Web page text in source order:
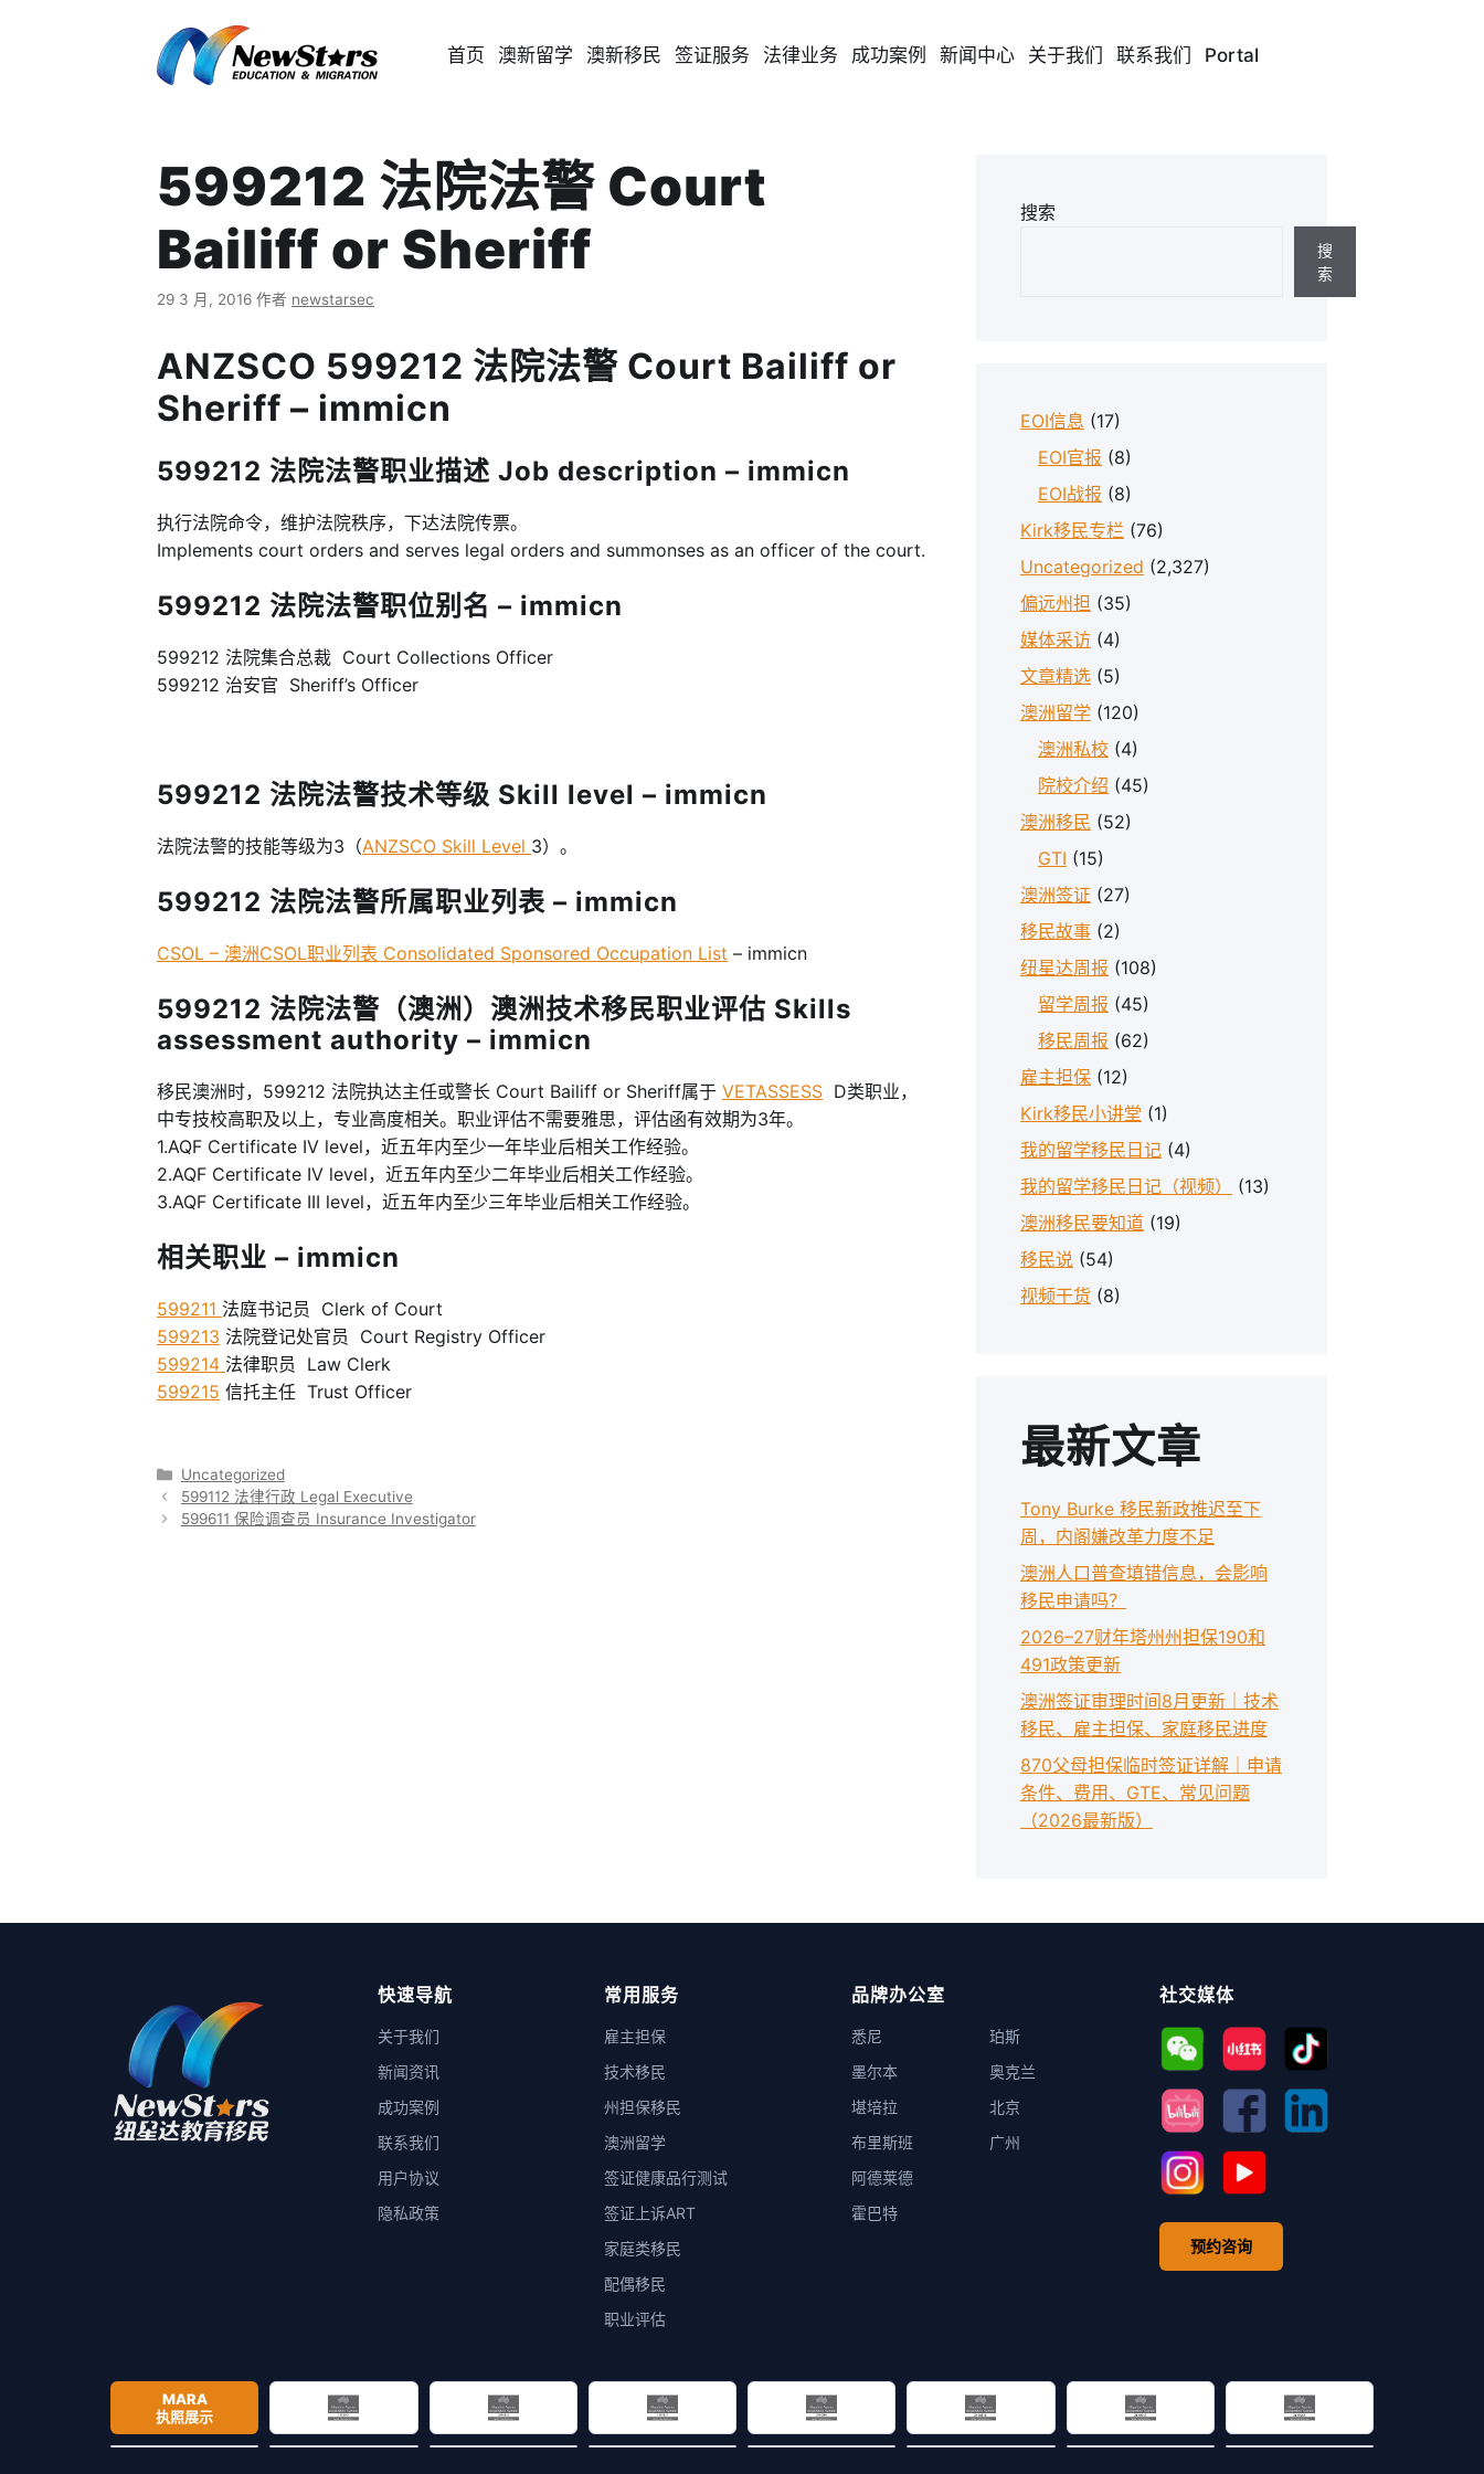
首页 澳新留学 澳新移民 签证服务 法律业务 成功案例 新闻中心 关于我们 联系我们 Portal
599212 法院法警 Court
Bailiff or Sheriff
29 3 月, 2016 作者 newstarsec
ANZSCO 599212 法院法警 Court Bailiff or
Sheriff – immicn
599212 法院法警职业描述 Job description – immicn
执行法院命令，维护法院秩序，下达法院传票。
Implements court orders and serves legal orders and summonses as an officer of the court.
599212 法院法警职位别名 – immicn
599212 法院集合总裁 Court Collections Officer
599212 治安官 Sheriff’s Officer
599212 法院法警技术等级 Skill level – immicn
法院法警的技能等级为3（ANZSCO Skill Level 3）。
599212 法院法警所属职业列表 – immicn
CSOL – 澳洲CSOL职业列表 Consolidated Sponsored Occupation List – immicn
599212 法院法警（澳洲）澳洲技术移民职业评估 Skills
assessment authority – immicn
移民澳洲时，599212 法院执达主任或警长 Court Bailiff or Sheriff属于 VETASSESS D类职业，
中专技校高职及以上，专业高度相关。职业评估不需要雅思，评估函有效期为3年。
1.AQF Certificate IV level，近五年内至少一年毕业后相关工作经验。
2.AQF Certificate IV level，近五年内至少二年毕业后相关工作经验。
3.AQF Certificate III level，近五年内至少三年毕业后相关工作经验。
相关职业 – immicn
599211 法庭书记员 Clerk of Court
599213 法院登记处官员 Court Registry Officer
599214 法律职员 Law Clerk
599215 信托主任 Trust Officer
分
类
Uncategorized
599112 法律行政 Legal Executive
599611 保险调查员 Insurance Investigator
搜索
搜
索
EOI信息 (17)
EOI官报 (8)
EOI战报 (8)
Kirk移民专栏 (76)
Uncategorized (2,327)
偏远州担 (35)
媒体采访 (4)
文章精选 (5)
澳洲留学 (120)
澳洲私校 (4)
院校介绍 (45)
澳洲移民 (52)
GTI (15)
澳洲签证 (27)
移民故事 (2)
纽星达周报 (108)
留学周报 (45)
移民周报 (62)
雇主担保 (12)
Kirk移民小讲堂 (1)
我的留学移民日记 (4)
我的留学移民日记（视频）
(13)
澳洲移民要知道 (19)
移民说 (54)
视频干货 (8)
最新文章
Tony Burke 移民新政推迟至下
周，内阁嫌改革力度不足
澳洲人口普查填错信息，会影响
移民申请吗？
2026–27财年塔州州担保190和
491政策更新
澳洲签证审理时间8月更新｜技术
移民、雇主担保、家庭移民进度
870父母担保临时签证详解｜申请
条件、费用、GTE、常见问题
（2026最新版）
快速导航
关于我们
新闻资讯
成功案例
联系我们
用户协议
隐私政策
常用服务
雇主担保
技术移民
州担保移民
澳洲留学
签证健康品行测试
签证上诉ART
家庭类移民
配偶移民
职业评估
品牌办公室
悉尼
墨尔本
堪培拉
布里斯班
阿德莱德
霍巴特
珀斯
奥克兰
北京
广州
社交媒体
预约咨询
MARA
执照展示